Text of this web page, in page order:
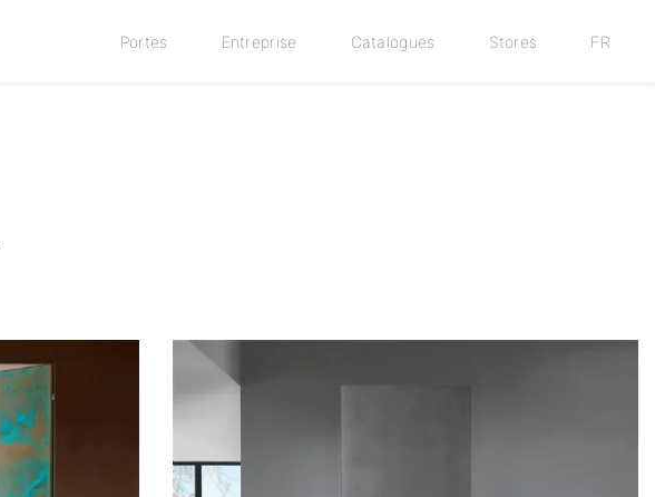
Portes Entreprise Catalogues Stores FR